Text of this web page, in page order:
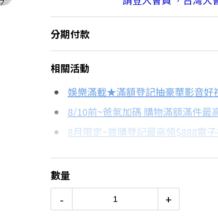
分期付款
＊實際可分期數、適用利率，請以購
信用卡分期
分期數
3期
每期金額
$13,838
$3,459
相關活動
娛樂滿載★滿額登記抽豪華影音好
8/10前~爸氣加碼 購物滿額滿件最
8月限定~首購登記最高領$888電
更多信用卡分期0利率滿額享回饋
熱銷冷氣機推薦→點我看達人教你
冷氣挑選教學→點我看達人教你買
數量
- +